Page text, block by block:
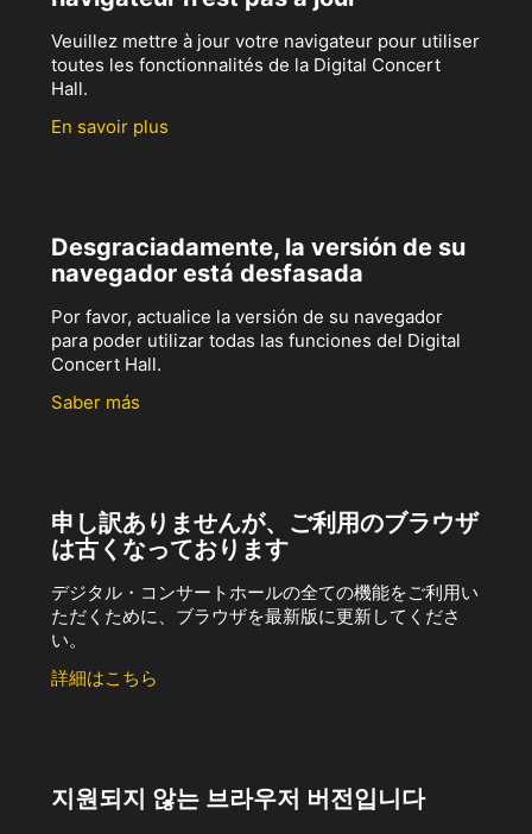
Veuillez mettre à jour votre navigateur pour utiliser
toutes les fonctionnalités de la Digital Concert
Hall.
En savoir plus
Desgraciadamente, la versión de su
navegador está desfasada
Por favor, actualice la versión de su navegador
para poder utilizar todas las funciones del Digital
Concert Hall.
Saber más
申し訳ありませんが、ご利用のブラウザ
は古くなっております
デジタル・コンサートホールの全ての機能をご利用い
ただくために、ブラウザを最新版に更新してくださ
い。
詳細はこちら
지원되지 않는 브라우저 버전입니다